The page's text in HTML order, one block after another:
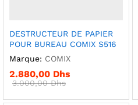
DESTRUCTEUR DE PAPIER
POUR BUREAU COMIX S516
Marque: COMIX
2.880,00 Dhs
3.000,00Dhs